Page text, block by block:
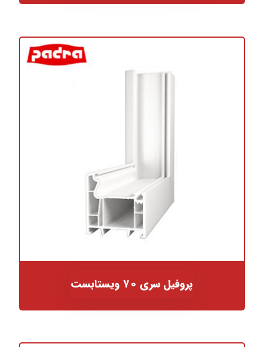
پروفیل سری ۷۰ ویستابست